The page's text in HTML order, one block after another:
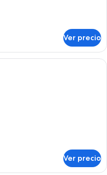
Ver precio
Un dormitorio con una cama
Ver precio